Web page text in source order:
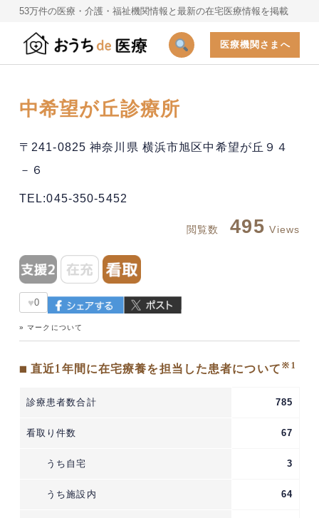
53万件の医療・介護・福祉機関情報と最新の在宅医療情報を掲載
医療機関さまへ
中希望が丘診療所
〒241-0825 神奈川県 横浜市旭区中希望が丘９４
－６
TEL:045-350-5452
閲覧数 495 Views
♥0
» マークについて
■ 直近1年間に在宅療養を担当した患者について※1
診療患者数合計 785
看取り件数 67
うち自宅 3
うち施設内 64